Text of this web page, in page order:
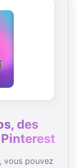
des
vous pouvez